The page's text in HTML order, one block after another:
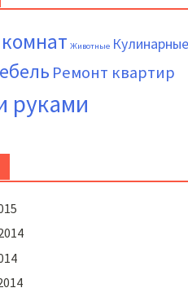
Животные Кулинарные
Ремонт квартир
руками